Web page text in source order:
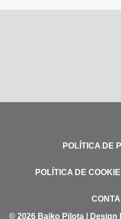
POLÍTICA DE
POLÍTICA DE
© 2026 Baiko Pilota | Design